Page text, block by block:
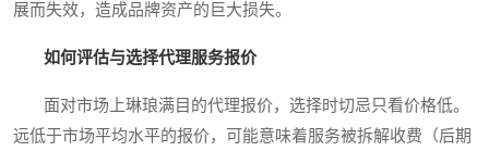
展而失效，造成品牌资产的巨大损失。
如何评估与选择代理服务报价
面对市场上琳琅满目的代理报价，选择时切忌只看价格低。
远低于市场平均水平的报价，可能意味着服务被拆解收费（后期